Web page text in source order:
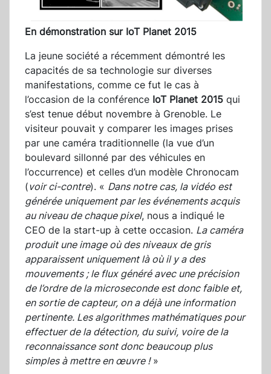
En démonstration sur IoT Planet 2015
La jeune société a récemment démontré les
capacités de sa technologie sur diverses
manifestations, comme ce fut le cas à
l’occasion de la conférence IoT Planet 2015 qui
s’est tenue début novembre à Grenoble. Le
visiteur pouvait y comparer les images prises
par une caméra traditionnelle (la vue d’un
boulevard sillonné par des véhicules en
l’occurrence) et celles d’un modèle Chronocam
(voir ci-contre). « Dans notre cas, la vidéo est
générée uniquement par les événements acquis
au niveau de chaque pixel, nous a indiqué le
CEO de la start-up à cette occasion. La caméra
produit une image où des niveaux de gris
apparaissent uniquement là où il y a des
mouvements ; le flux généré avec une précision
de l’ordre de la microseconde est donc faible et,
en sortie de capteur, on a déjà une information
pertinente. Les algorithmes mathématiques pour
effectuer de la détection, du suivi, voire de la
reconnaissance sont donc beaucoup plus
simples à mettre en œuvre !»